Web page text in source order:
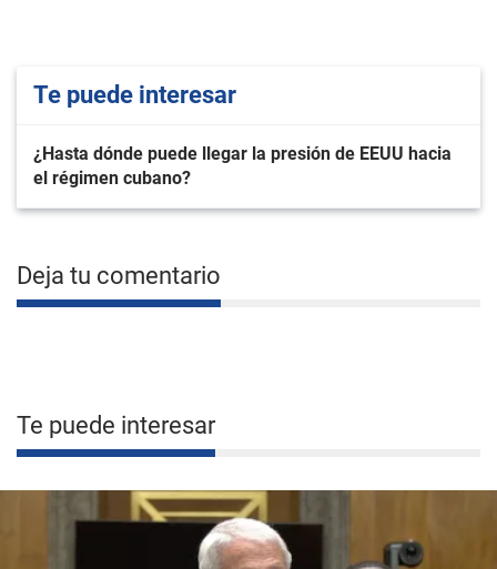
Te puede interesar
¿Hasta dónde puede llegar la presión de EEUU hacia
el régimen cubano?
Deja tu comentario
Te puede interesar